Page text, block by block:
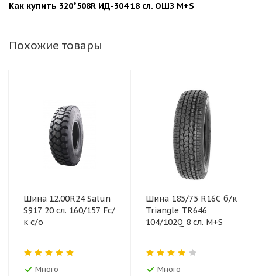
Как купить 320*508R ИД-304 18 сл. ОШЗ M+S
Похожие товары
Шина 12.00R24 Salun
S917 20 сл. 160/157 Fс/
к с/о
Много
Шина 185/75 R16C б/к
Triangle TR646
104/102Q 8 сл. M+S
Много